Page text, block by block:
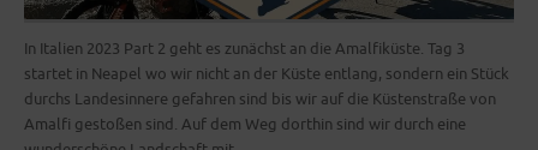
In Italien 2023 Part 2 geht es zunächst an die Amalfiküste. Tag 3
startet in Neapel wo wir nicht an der Küste entlang, sondern ein Stück
durchs Landesinnere gefahren sind bis wir auf die Küstenstraße von
Amalfi gestoßen sind. Auf dem Weg dorthin sind wir durch eine